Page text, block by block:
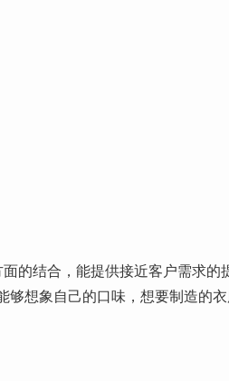
的结合，能提供接近客户需求的
想象自己的口味，想要制造的